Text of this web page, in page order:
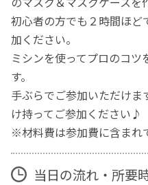
初心者の方でも２時間ほ
加ください。
ミシンを使ってプロのコ
す。
手ぶらでご参加いただけま
け持ってご参加ください♪
※材料費は参加費に含まれ
当日の流れ・所要